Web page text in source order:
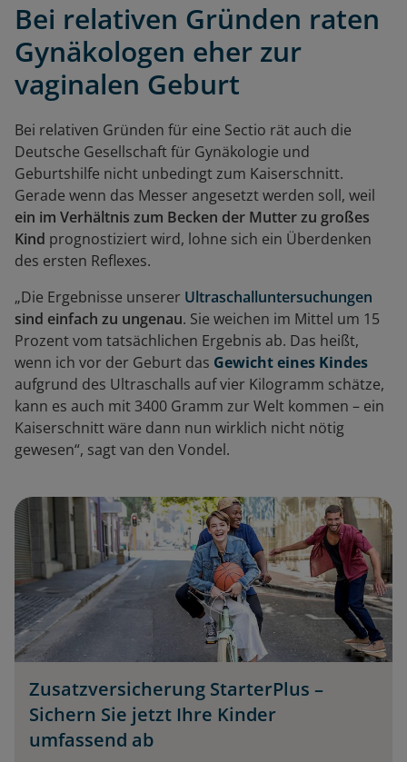
Bei relativen Gründen raten
Gynäkologen eher zur
vaginalen Geburt
Bei relativen Gründen für eine Sectio rät auch die
Deutsche Gesellschaft für Gynäkologie und
Geburtshilfe nicht unbedingt zum Kaiserschnitt.
Gerade wenn das Messer angesetzt werden soll, weil
ein im Verhältnis zum Becken der Mutter zu großes
Kind prognostiziert wird, lohne sich ein Überdenken
des ersten Reflexes.
„Die Ergebnisse unserer Ultraschalluntersuchungen
sind einfach zu ungenau. Sie weichen im Mittel um 15
Prozent vom tatsächlichen Ergebnis ab. Das heißt,
wenn ich vor der Geburt das Gewicht eines Kindes
aufgrund des Ultraschalls auf vier Kilogramm schätze,
kann es auch mit 3400 Gramm zur Welt kommen – ein
Kaiserschnitt wäre dann nun wirklich nicht nötig
gewesen“, sagt van den Vondel.
Zusatzversicherung StarterPlus –
Sichern Sie jetzt Ihre Kinder
umfassend ab